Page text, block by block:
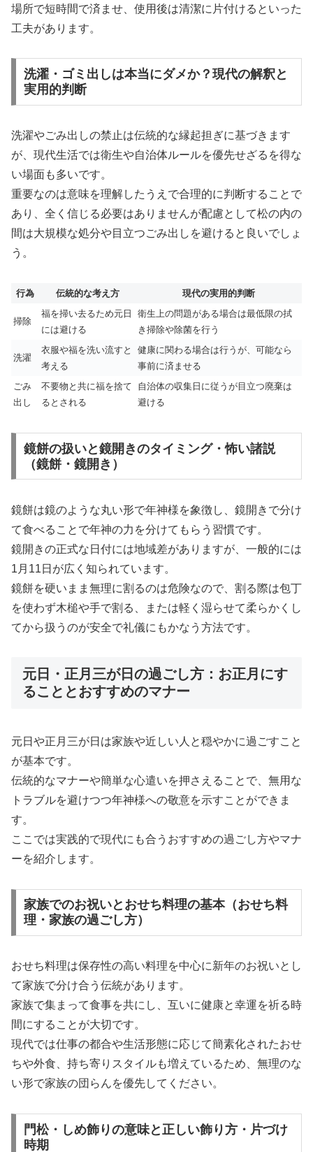
場所で短時間で済ませ、使用後は清潔に片付けるといった
工夫があります。
洗濯・ゴミ出しは本当にダメか？現代の解釈と
実用的判断
洗濯やごみ出しの禁止は伝統的な縁起担ぎに基づきます
が、現代生活では衛生や自治体ルールを優先せざるを得な
い場面も多いです。
重要なのは意味を理解したうえで合理的に判断することで
あり、全く信じる必要はありませんが配慮として松の内の
間は大規模な処分や目立つごみ出しを避けると良いでしょ
う。
行為 伝統的な考え方 現代の実用的判断
掃除
福を掃い去るため元日
には避ける
衛生上の問題がある場合は最低限の拭
き掃除や除菌を行う
洗濯
衣服や福を洗い流すと
考える
健康に関わる場合は行うが、可能なら
事前に済ませる
ごみ
出し
不要物と共に福を捨て
るとされる
自治体の収集日に従うが目立つ廃棄は
避ける
鏡餅の扱いと鏡開きのタイミング・怖い諸説
（鏡餅・鏡開き）
鏡餅は鏡のような丸い形で年神様を象徴し、鏡開きで分け
て食べることで年神の力を分けてもらう習慣です。
鏡開きの正式な日付には地域差がありますが、一般的には
1月11日が広く知られています。
鏡餅を硬いまま無理に割るのは危険なので、割る際は包丁
を使わず木槌や手で割る、または軽く湿らせて柔らかくし
てから扱うのが安全で礼儀にもかなう方法です。
元日・正月三が日の過ごし方：お正月にす
ることとおすすめのマナー
元日や正月三が日は家族や近しい人と穏やかに過ごすこと
が基本です。
伝統的なマナーや簡単な心遣いを押さえることで、無用な
トラブルを避けつつ年神様への敬意を示すことができま
す。
ここでは実践的で現代にも合うおすすめの過ごし方やマナ
ーを紹介します。
家族でのお祝いとおせち料理の基本（おせち料
理・家族の過ごし方）
おせち料理は保存性の高い料理を中心に新年のお祝いとし
て家族で分け合う伝統があります。
家族で集まって食事を共にし、互いに健康と幸運を祈る時
間にすることが大切です。
現代では仕事の都合や生活形態に応じて簡素化されたおせ
ちや外食、持ち寄りスタイルも増えているため、無理のな
い形で家族の団らんを優先してください。
門松・しめ飾りの意味と正しい飾り方・片づけ
時期